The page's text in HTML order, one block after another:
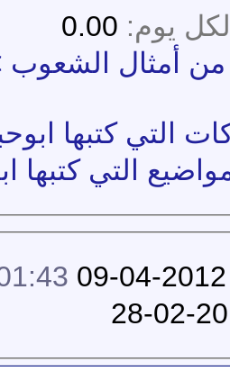
يوم:
من أمثال
التي كتبها
التي كتبها
AM